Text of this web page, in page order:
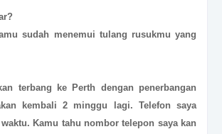
sudah menemui tulang rusukmu yang
terbang ke Perth dengan penerbangan
kembali 2 minggu lagi. Telefon saya
Kamu tahu nombor telepon saya kan